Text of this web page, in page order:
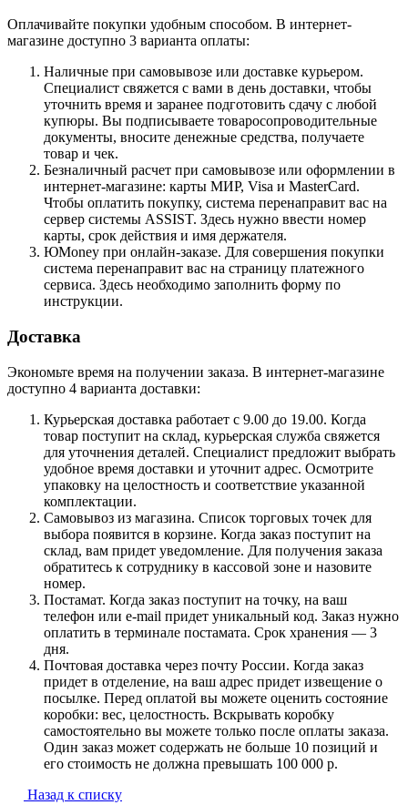
Оплачивайте покупки удобным способом. В интернет-
магазине доступно 3 варианта оплаты:
Наличные при самовывозе или доставке курьером.
Специалист свяжется с вами в день доставки, чтобы
уточнить время и заранее подготовить сдачу с любой
купюры. Вы подписываете товаросопроводительные
документы, вносите денежные средства, получаете
товар и чек.
Безналичный расчет при самовывозе или оформлении в
интернет-магазине: карты МИР, Visa и MasterCard.
Чтобы оплатить покупку, система перенаправит вас на
сервер системы ASSIST. Здесь нужно ввести номер
карты, срок действия и имя держателя.
ЮMoney при онлайн-заказе. Для совершения покупки
система перенаправит вас на страницу платежного
сервиса. Здесь необходимо заполнить форму по
инструкции.
Доставка
Экономьте время на получении заказа. В интернет-магазине
доступно 4 варианта доставки:
Курьерская доставка работает с 9.00 до 19.00. Когда
товар поступит на склад, курьерская служба свяжется
для уточнения деталей. Специалист предложит выбрать
удобное время доставки и уточнит адрес. Осмотрите
упаковку на целостность и соответствие указанной
комплектации.
Самовывоз из магазина. Список торговых точек для
выбора появится в корзине. Когда заказ поступит на
склад, вам придет уведомление. Для получения заказа
обратитесь к сотруднику в кассовой зоне и назовите
номер.
Постамат. Когда заказ поступит на точку, на ваш
телефон или e-mail придет уникальный код. Заказ нужно
оплатить в терминале постамата. Срок хранения — 3
дня.
Почтовая доставка через почту России. Когда заказ
придет в отделение, на ваш адрес придет извещение о
посылке. Перед оплатой вы можете оценить состояние
коробки: вес, целостность. Вскрывать коробку
самостоятельно вы можете только после оплаты заказа.
Один заказ может содержать не больше 10 позиций и
его стоимость не должна превышать 100 000 р.
Назад к списку